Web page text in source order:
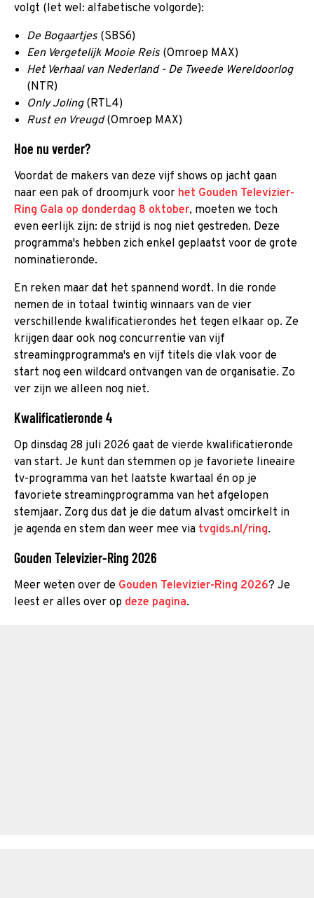
volgt (let wel: alfabetische volgorde):
De Bogaartjes (SBS6)
Een Vergetelijk Mooie Reis (Omroep MAX)
Het Verhaal van Nederland - De Tweede Wereldoorlog
(NTR)
Only Joling(RTL4)
Rust en Vreugd(Omroep MAX)
Hoe nu verder?
Voordat de makers van deze vijf shows op jacht gaan
naar een pak of droomjurk voor het Gouden Televizier-
Ring Gala op donderdag 8 oktober, moeten we toch
even eerlijk zijn: de strijd is nog niet gestreden. Deze
programma's hebben zich enkel geplaatst voor de grote
nominatieronde.
En reken maar dat het spannend wordt. In die ronde
nemen de in totaal twintig winnaars van de vier
verschillende kwalificatierondes het tegen elkaar op. Ze
krijgen daar ook nog concurrentie van vijf
streamingprogramma's en vijf titels die vlak voor de
start nog een wildcard ontvangen van de organisatie. Zo
ver zijn we alleen nog niet.
Kwalificatieronde 4
Op dinsdag 28 juli 2026 gaat de vierde kwalificatieronde
van start. Je kunt dan stemmen op je favoriete lineaire
tv-programma van het laatste kwartaal én op je
favoriete streamingprogramma van het afgelopen
stemjaar. Zorg dus dat je die datum alvast omcirkelt in
je agenda en stem dan weer mee via tvgids.nl/ring.
Gouden Televizier-Ring 2026
Meer weten over de Gouden Televizier-Ring 2026? Je
leest er alles over op deze pagina.